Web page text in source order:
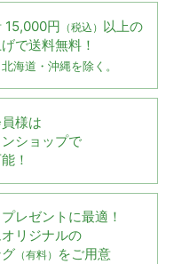
15,000円 （税込） 以上の
で送料無料！
海道・沖縄を除く。
様は
ショップで
！
レゼントに最適！
リジナルの
（有料） をご用意